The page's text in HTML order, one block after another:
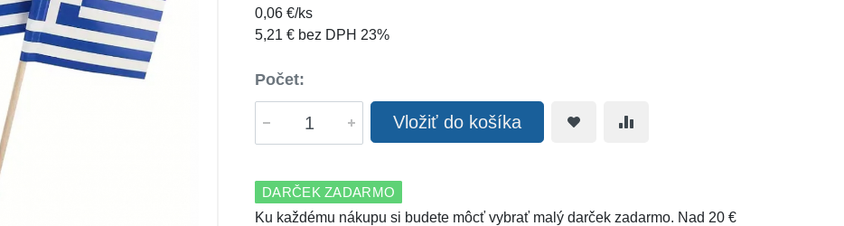
0,06 €/ks
5,21 € bez DPH 23%
Počet:
Vložiť do košíka
DARČEK ZADARMO
Ku každému nákupu si budete môcť vybrať malý darček zadarmo. Nad 20 €